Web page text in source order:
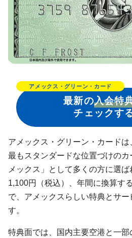
アメックス・グリーン・カード
最新の入会特
チェックす
アメックス・グリーン・カード
最もスタンダードな位置づけの
メックス」として多くの方に選
1,100円（税込）、年間に換算す
で、アメックスらしい特典とサ
す。
特典面では、国内主要空港と一